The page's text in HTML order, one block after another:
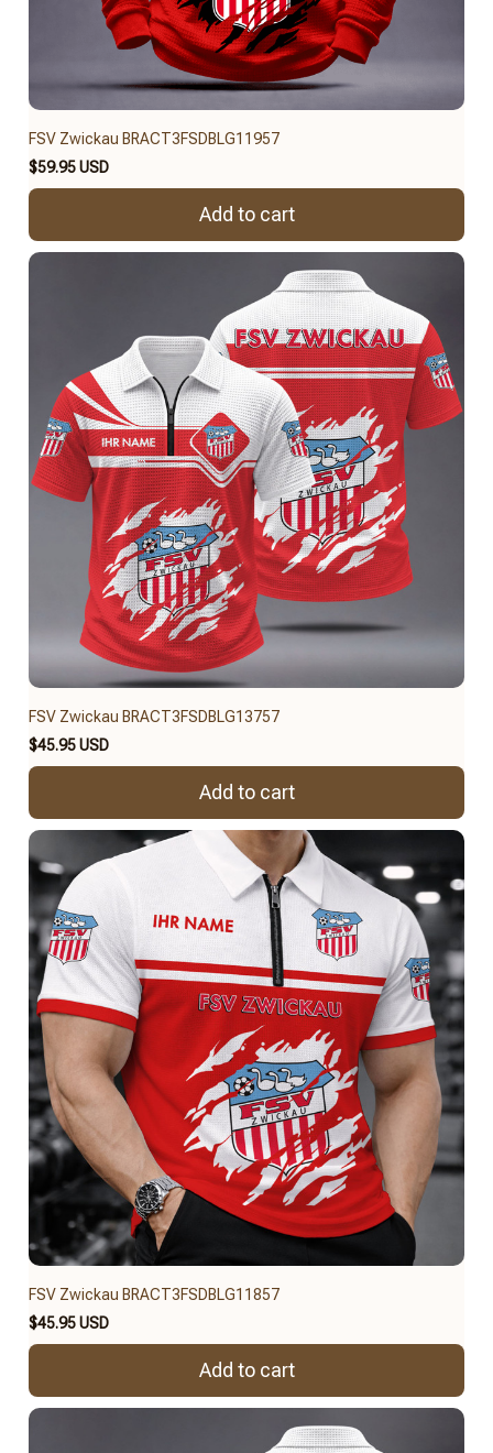
FSV Zwickau BRACT3FSDBLG11957
$59.95 USD
Add to cart
FSV Zwickau BRACT3FSDBLG13757
$45.95 USD
Add to cart
FSV Zwickau BRACT3FSDBLG11857
$45.95 USD
Add to cart